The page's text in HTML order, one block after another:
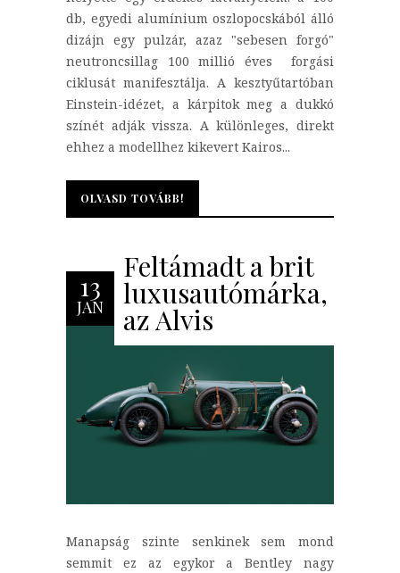
db, egyedi alumínium oszlopocskából álló
dizájn egy pulzár, azaz "sebesen forgó"
neutroncsillag 100 millió éves forgási
ciklusát manifesztálja. A kesztyűtartóban
Einstein-idézet, a kárpitok meg a dukkó
színét adják vissza. A különleges, direkt
ehhez a modellhez kikevert Kairos...
OLVASD TOVÁBB!
OLVASD TOVÁBB!
13
JAN
Feltámadt a brit
luxusautómárka,
az Alvis
Manapság szinte senkinek sem mond
semmit ez az egykor a Bentley nagy